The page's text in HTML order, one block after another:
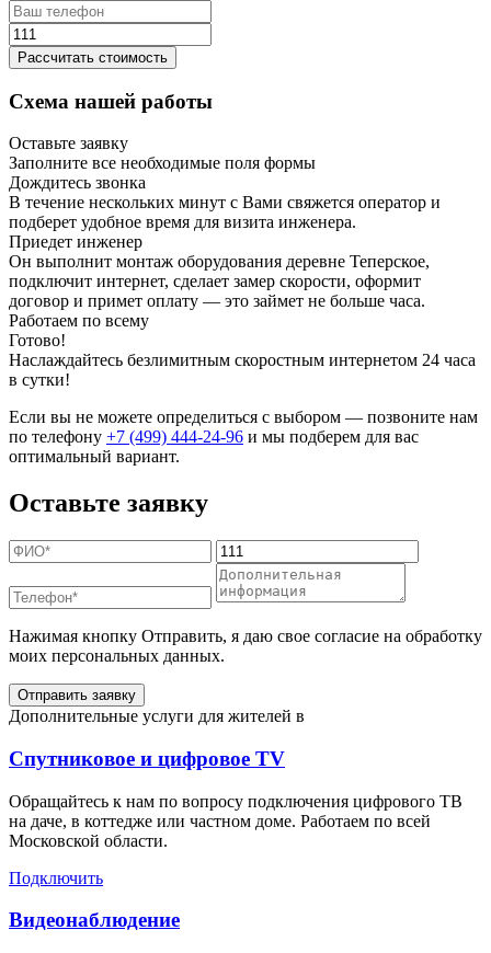
Рассчитать стоимость
Схема нашей работы
Оставьте заявку
Заполните все необходимые поля формы
Дождитесь звонка
В течение нескольких минут с Вами свяжется оператор и
подберет удобное время для визита инженера.
Приедет инженер
Он выполнит монтаж оборудования деревне Теперское,
подключит интернет, сделает замер скорости, оформит
договор и примет оплату — это займет не больше часа.
Работаем по всему
Готово!
Наслаждайтесь безлимитным скоростным интернетом 24 часа
в сутки!
Если вы не можете определиться с выбором — позвоните нам
по телефону +7 (499) 444-24-96 и мы подберем для вас
оптимальный вариант.
Оставьте заявку
Нажимая кнопку Отправить, я даю свое согласие на обработку
моих персональных данных.
Отправить заявку
Дополнительные услуги для жителей в
Спутниковое и цифровое TV
Обращайтесь к нам по вопросу подключения цифрового ТВ
на даче, в коттедже или частном доме. Работаем по всей
Московской области.
Подключить
Видеонаблюдение